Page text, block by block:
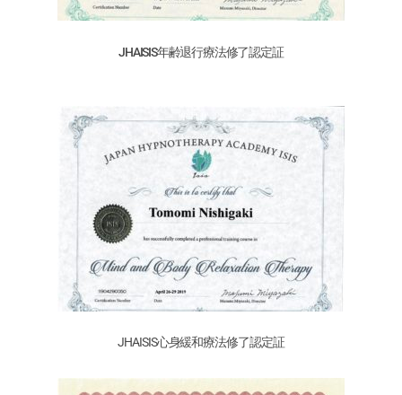
JHAISIS年齢退行療法修了認定証
JHAISIS心身緩和療法修了認定証